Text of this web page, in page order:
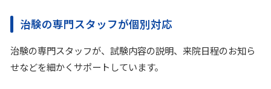
治験の専門スタッフが個別対応
治験の専門スタッフが、試験内容の説明、来院日程のお知ら
せなどを細かくサポートしています。